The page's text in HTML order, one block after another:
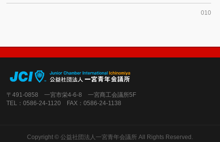
010
〒491-0858 一宮市栄4-6-8 一宮商工会議所5F
TEL：0586-24-1120 FAX：0586-24-1138
Copyright © 公益社団法人一宮青年会議所All Rights Reserved.